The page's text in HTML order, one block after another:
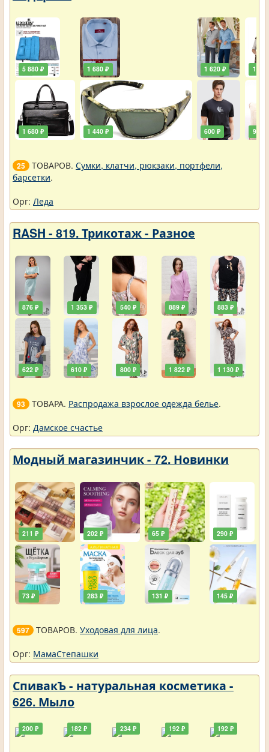
5 880 ₽
1 680 ₽
1 680 ₽
1 440 ₽
1 620 ₽
600 ₽
1
900 ₽
25 ТОВАРОВ. Сумки, клатчи, рюкзаки, портфели,
барсетки.
Орг: Леда
RASH - 819. Трикотаж - Разное
876 ₽
622 ₽
1 353 ₽
610 ₽
540 ₽
800 ₽
889 ₽
1 822 ₽
883 ₽
1 130 ₽
93 ТОВАРА. Распродажа взрослое одежда белье.
Орг: Дамское счастье
Модный магазинчик - 72. Новинки
211 ₽
73 ₽
202 ₽
283 ₽
65 ₽
131 ₽
290 ₽
145 ₽
597 ТОВАРОВ. Уходовая для лица.
Орг: МамаСтепашки
СпивакЪ - натуральная косметика -
626. Мыло
200 ₽ 182 ₽ 234 ₽ 192 ₽ 192 ₽